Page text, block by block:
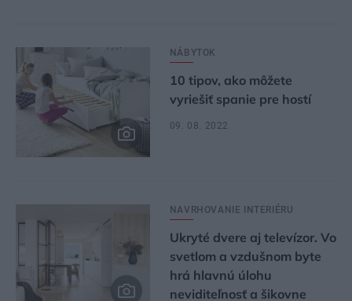
NÁBYTOK
10 tipov, ako môžete
vyriešiť spanie pre hostí
09. 08. 2022
NAVRHOVANIE INTERIÉRU
Ukryté dvere aj televízor. Vo
svetlom a vzdušnom byte
hrá hlavnú úlohu
neviditeľnosť a šikovne